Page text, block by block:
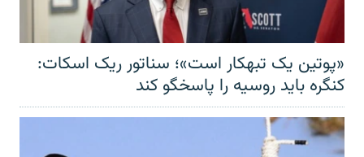
«پوتین یک تبهکار است»؛ سناتور ریک اسکات:
کنگره باید روسیه را پاسخگو کند